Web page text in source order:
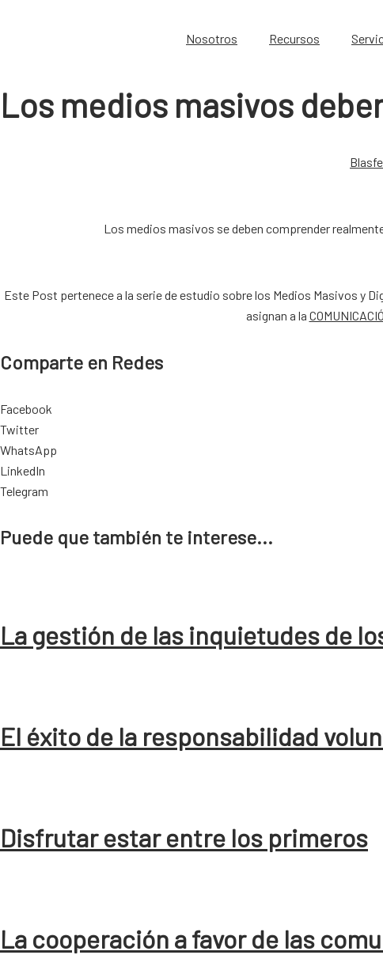
Nosotros Recursos
Los medios masivos
Los medios masivos se deben comprender
Este Post pertenece a la serie de estudio sobre los Medios Masivos y
asignan a la
Comparte en Redes
Facebook
Twitter
WhatsApp
LinkedIn
Telegram
Puede que también te interese...
La gestión de las inquietudes de
El éxito de la responsabilidad
Disfrutar estar entre los primeros
La cooperación a favor de las